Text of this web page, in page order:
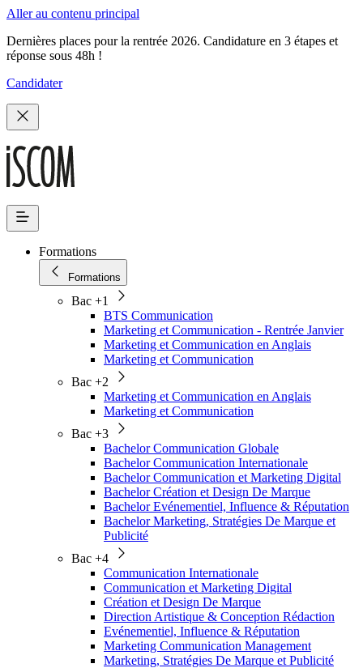
Aller au contenu principal
Dernières places pour la rentrée 2026. Candidature en 3 étapes et
réponse sous 48h !
Candidater
Formations
Formations
Bac +1
BTS Communication
Marketing et Communication - Rentrée Janvier
Marketing et Communication en Anglais
Marketing et Communication
Bac +2
Marketing et Communication en Anglais
Marketing et Communication
Bac +3
Bachelor Communication Globale
Bachelor Communication Internationale
Bachelor Communication et Marketing Digital
Bachelor Création et Design De Marque
Bachelor Evénementiel, Influence & Réputation
Bachelor Marketing, Stratégies De Marque et
Publicité
Bac +4
Communication Internationale
Communication et Marketing Digital
Création et Design De Marque
Direction Artistique & Conception Rédaction
Evénementiel, Influence & Réputation
Marketing Communication Management
Marketing, Stratégies De Marque et Publicité